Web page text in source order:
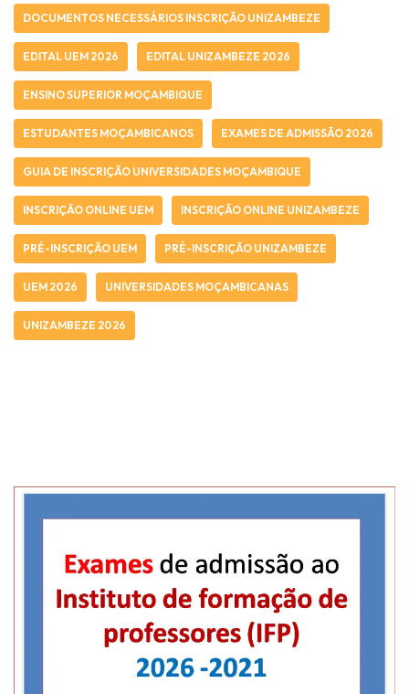
DOCUMENTOS NECESSÁRIOS INSCRIÇÃO UNIZAMBEZE
EDITAL UEM 2026 EDITAL UNIZAMBEZE 2026
ENSINO SUPERIOR MOÇAMBIQUE
ESTUDANTES MOÇAMBICANOS EXAMES DE ADMISSÃO 2026
GUIA DE INSCRIÇÃO UNIVERSIDADES MOÇAMBIQUE
INSCRIÇÃO ONLINE UEM INSCRIÇÃO ONLINE UNIZAMBEZE
PRÉ-INSCRIÇÃO UEM PRÉ-INSCRIÇÃO UNIZAMBEZE
UEM 2026 UNIVERSIDADES MOÇAMBICANAS
UNIZAMBEZE 2026